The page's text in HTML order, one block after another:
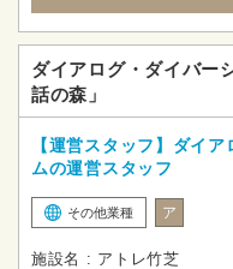
ダイアログ・ダイバー
話の森」
【運営スタッフ】ダイ
ムの運営スタッフ
その他業種 ア
施設名 : アトレ竹芝